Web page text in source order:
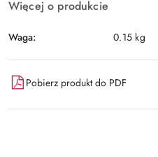
Więcej o produkcie
Waga: 0.15 kg
Pobierz produkt do PDF